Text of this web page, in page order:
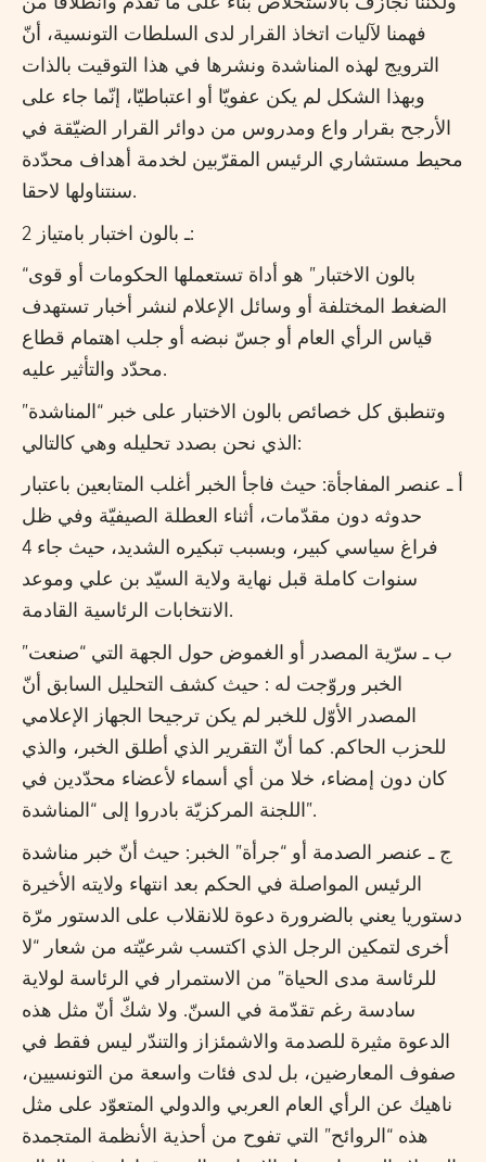
فهمنا لآليات اتخاذ القرار لدى السلطات التونسية، أنّ
الترويج لهذه المناشدة ونشرها في هذا التوقيت بالذات
وبهذا الشكل لم يكن عفويّا أو اعتباطيّا، إنّما جاء على
الأرجح بقرار واع ومدروس من دوائر القرار الضيّقة في
محيط مستشاري الرئيس المقرّبين لخدمة أهداف محدّدة
سنتناولها لاحقا.
2 ـ بالون اختبار بامتياز:
“بالون الاختبار” هو أداة تستعملها الحكومات أو قوى
الضغط المختلفة أو وسائل الإعلام لنشر أخبار تستهدف
قياس الرأي العام أو جسّ نبضه أو جلب اهتمام قطاع
محدّد والتأثير عليه.
وتنطبق كل خصائص بالون الاختبار على خبر “المناشدة”
الذي نحن بصدد تحليله وهي كالتالي:
أ ـ عنصر المفاجأة: حيث فاجأ الخبر أغلب المتابعين باعتبار
حدوثه دون مقدّمات، أثناء العطلة الصيفيّة وفي ظل
فراغ سياسي كبير، وبسبب تبكيره الشديد، حيث جاء 4
سنوات كاملة قبل نهاية ولاية السيّد بن علي وموعد
الانتخابات الرئاسية القادمة.
ب ـ سرّية المصدر أو الغموض حول الجهة التي “صنعت”
الخبر وروّجت له : حيث كشف التحليل السابق أنّ
المصدر الأوّل للخبر لم يكن ترجيحا الجهاز الإعلامي
للحزب الحاكم. كما أنّ التقرير الذي أطلق الخبر، والذي
كان دون إمضاء، خلا من أي أسماء لأعضاء محدّدين في
اللجنة المركزيّة بادروا إلى “المناشدة”.
ج ـ عنصر الصدمة أو “جرأة” الخبر: حيث أنّ خبر مناشدة
الرئيس المواصلة في الحكم بعد انتهاء ولايته الأخيرة
دستوريا يعني بالضرورة دعوة للانقلاب على الدستور مرّة
أخرى لتمكين الرجل الذي اكتسب شرعيّته من شعار “لا
للرئاسة مدى الحياة” من الاستمرار في الرئاسة لولاية
سادسة رغم تقدّمة في السنّ. ولا شكّ أنّ مثل هذه
الدعوة مثيرة للصدمة والاشمئزاز والتندّر ليس فقط في
صفوف المعارضين، بل لدى فئات واسعة من التونسيين،
ناهيك عن الرأي العام العربي والدولي المتعوّد على مثل
هذه “الروائح” التي تفوح من أحذية الأنظمة المتجمدة